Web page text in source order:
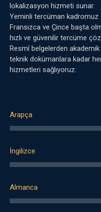
lokalizasyon hizmeti sunar.
Yeminli tercüman kadromuz
Fransızca ve Çince başta
hızlı ve güvenilir tercüme
Resmî belgelerden
teknik dokümanlara kadar
hizmetleri sağlıyoruz.
Arapça
İngilizce
Almanca